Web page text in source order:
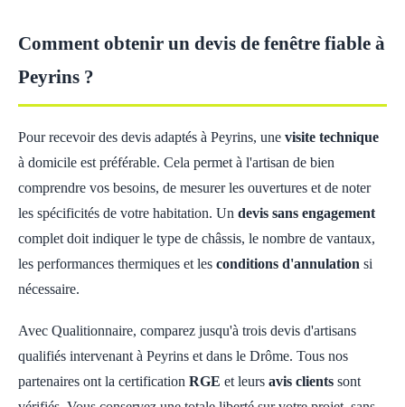
Comment obtenir un devis de fenêtre fiable à
Peyrins ?
Pour recevoir des devis adaptés à Peyrins, une visite technique
à domicile est préférable. Cela permet à l'artisan de bien
comprendre vos besoins, de mesurer les ouvertures et de noter
les spécificités de votre habitation. Un devis sans engagement
complet doit indiquer le type de châssis, le nombre de vantaux,
les performances thermiques et les conditions d'annulation si
nécessaire.
Avec Qualitionnaire, comparez jusqu'à trois devis d'artisans
qualifiés intervenant à Peyrins et dans le Drôme. Tous nos
partenaires ont la certification RGE et leurs avis clients sont